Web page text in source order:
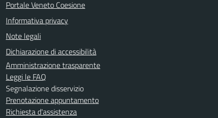
Portale Veneto Coesione
Informativa privacy
Note legali
Dichiarazione di accessibilità
Amministrazione trasparente
Leggi le FAQ
Segnalazione disservizio
Prenotazione appuntamento
Richiesta d'assistenza